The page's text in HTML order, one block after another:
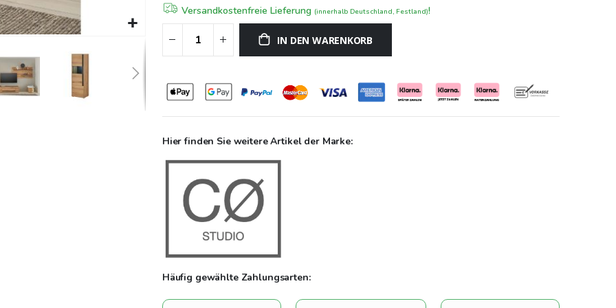
Versandkostenfreie Lieferung (innerhalb Deutschland, Festland)!
IN DEN WARENKORB
Hier finden Sie weitere Artikel der Marke:
Häufig gewählte Zahlungsarten: